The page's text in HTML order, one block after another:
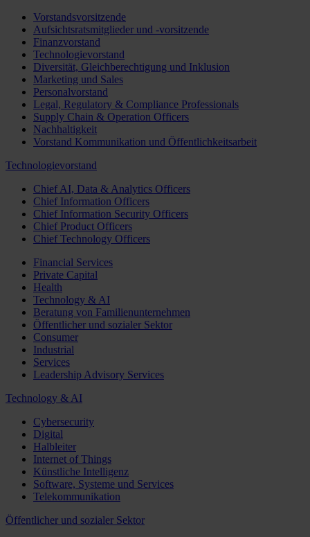
Vorstandsvorsitzende
Aufsichtsratsmitglieder und -vorsitzende
Finanzvorstand
Technologievorstand
Diversität, Gleichberechtigung und Inklusion
Marketing und Sales
Personalvorstand
Legal, Regulatory & Compliance Professionals
Supply Chain & Operation Officers
Nachhaltigkeit
Vorstand Kommunikation und Öffentlichkeitsarbeit
Technologievorstand
Chief AI, Data & Analytics Officers
Chief Information Officers
Chief Information Security Officers
Chief Product Officers
Chief Technology Officers
Financial Services
Private Capital
Health
Technology & AI
Beratung von Familienunternehmen
Öffentlicher und sozialer Sektor
Consumer
Industrial
Services
Leadership Advisory Services
Technology & AI
Cybersecurity
Digital
Halbleiter
Internet of Things
Künstliche Intelligenz
Software, Systeme und Services
Telekommunikation
Öffentlicher und sozialer Sektor